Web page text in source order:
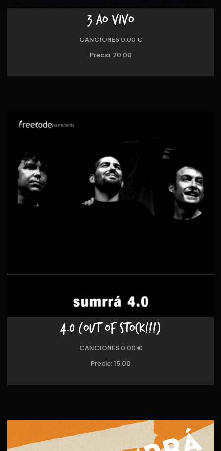
3 AO VIVO
CANCIONES 0.00 €
Precio: 20.00
4.0 (OUT OF STOCK!!!)
CANCIONES 0.00 €
Precio:15.00